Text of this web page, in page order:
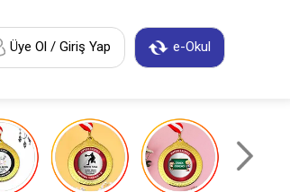
e-Okul
Üye Ol / Giriş Yap